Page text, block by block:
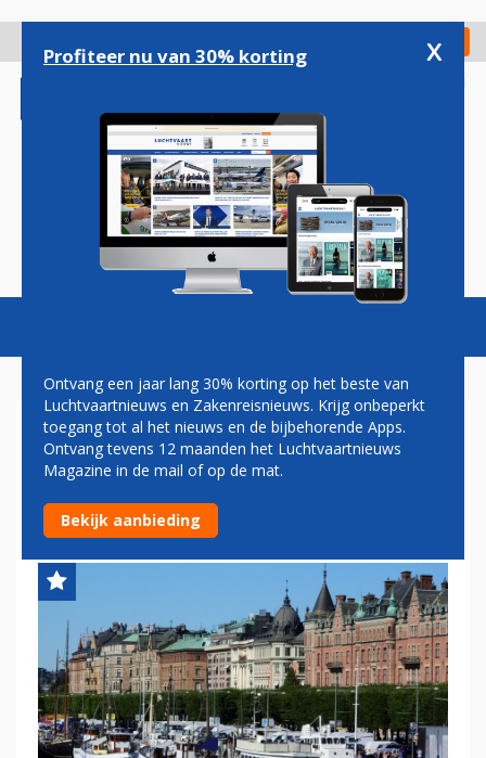
gaan
Check in
Magazine Podcasts Vacatures
OVERZICHT: VOOR DEZE
LANDEN VOERT NEDERLAND
EEN QUARANTAINEPLICHT IN
Profiteer nu van 30% korting x
Ontvang een jaar lang 30% korting op het beste van
Luchtvaartnieuws en Zakenreisnieuws. Krijg onbeperkt
toegang tot al het nieuws en de bijbehorende Apps.
Ontvang tevens 12 maanden het Luchtvaartnieuws
Magazine in de mail of op de mat.
Bekijk aanbieding